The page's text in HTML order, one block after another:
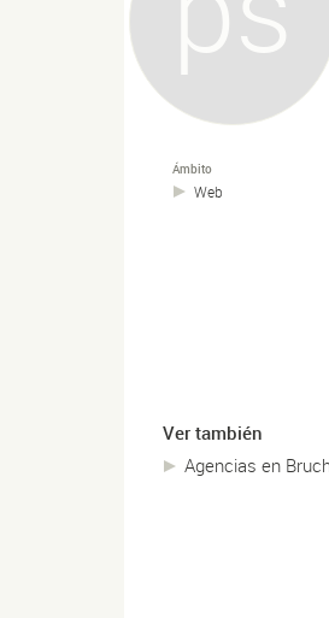
Ámbito
Web
Ver también
Agencias en